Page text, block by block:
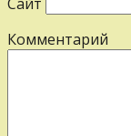
Комментарий